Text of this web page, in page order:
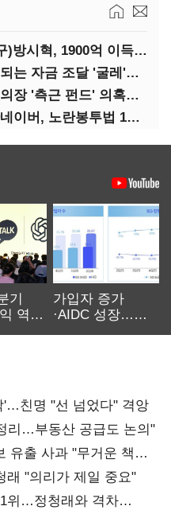
[IB토마토](합정역 7번출구)방시혁, 1900억 이득 논란…하이브 상장 진실은?
[IB토마토]유티아이, 지속되는 자금 조달 '굴레'…부채 리스크 고조
[IB토마토]방시혁 하이브 의장 '측근 펀드' 의혹…실상은 해외 투자 무산
[IB토마토](IT노사전운)③네이버, 노란봉투법 1호 되나…관건은 '진짜 주인'
기
역대
가입자 증가
·AIDC 성장…
'…친명 "선 넘었다" 격앙
리…부동산 공급도 논의"
유출 사과 "무거운 책임
"의리가 제일 중요"
위…정청래와 격차